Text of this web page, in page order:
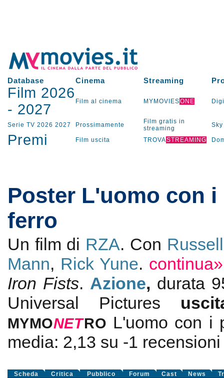
Database Cinema Streaming
Film 2026
- 2027 Film al cinema MYMOVIESONE
Serie TV 2026 2027 Prossimamente
Film gratis in
streaming
Sky
Premi Film uscita TROVASTREAMING
Poster L'uomo con
ferro
Un film di RZA. Con
Mann, Rick Yune. continua»
Iron Fists. Azione, durata
Universal Pictures
MYMONETRO L'uomo con i
media: 2,13 su -1
Scheda Critica Pubblico Forum Cast News